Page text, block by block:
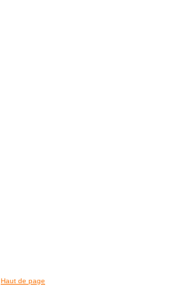
Haut de page